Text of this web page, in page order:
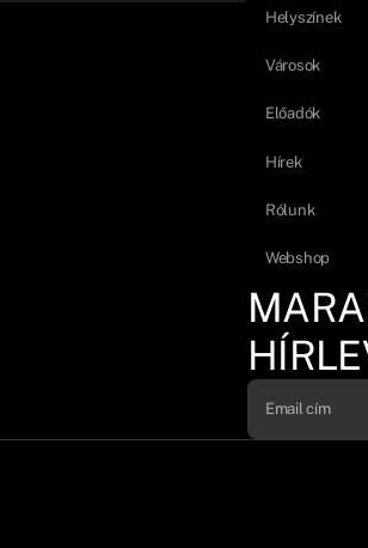
Helyszínek
Városok
Előadók
Hírek
Rólunk
Webshop